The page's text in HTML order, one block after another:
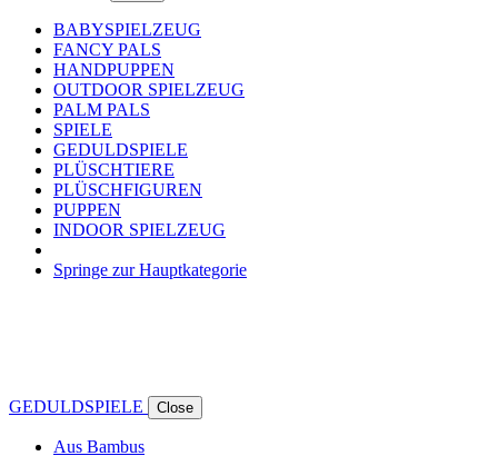
BABYSPIELZEUG
FANCY PALS
HANDPUPPEN
OUTDOOR SPIELZEUG
PALM PALS
SPIELE
GEDULDSPIELE
PLÜSCHTIERE
PLÜSCHFIGUREN
PUPPEN
INDOOR SPIELZEUG
Springe zur Hauptkategorie
GEDULDSPIELE Close
Aus Bambus